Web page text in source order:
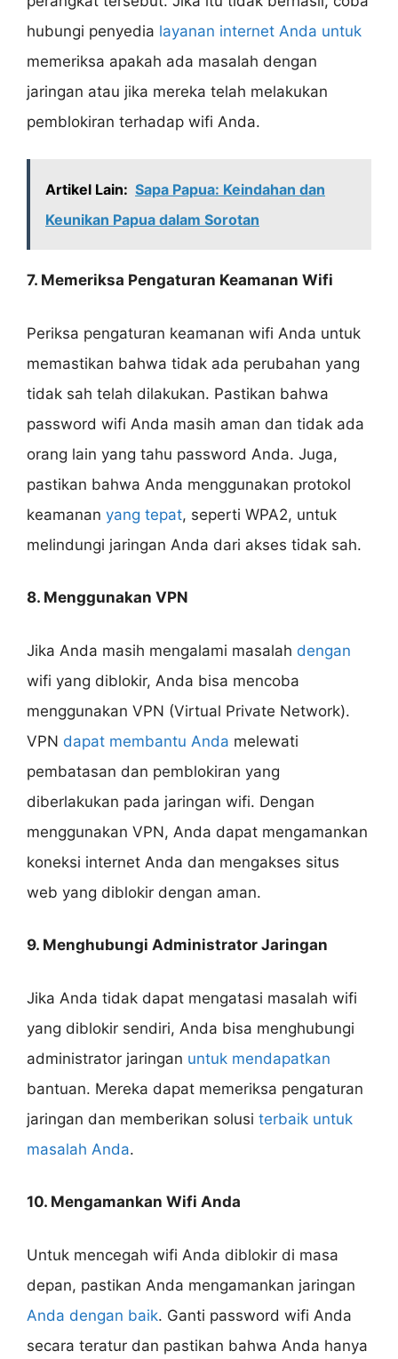
hubungi penyedia layanan internet Anda untuk
memeriksa apakah ada masalah dengan
jaringan atau jika mereka telah melakukan
pemblokiran terhadap wifi Anda.
Artikel Lain: Sapa Papua: Keindahan dan
Keunikan Papua dalam Sorotan
7. Memeriksa Pengaturan Keamanan Wifi
Periksa pengaturan keamanan wifi Anda untuk
memastikan bahwa tidak ada perubahan yang
tidak sah telah dilakukan. Pastikan bahwa
password wifi Anda masih aman dan tidak ada
orang lain yang tahu password Anda. Juga,
pastikan bahwa Anda menggunakan protokol
keamanan yang tepat, seperti WPA2, untuk
melindungi jaringan Anda dari akses tidak sah.
8. Menggunakan VPN
Jika Anda masih mengalami masalah dengan
wifi yang diblokir, Anda bisa mencoba
menggunakan VPN (Virtual Private Network).
VPN dapat membantu Anda melewati
pembatasan dan pemblokiran yang
diberlakukan pada jaringan wifi. Dengan
menggunakan VPN, Anda dapat mengamankan
koneksi internet Anda dan mengakses situs
web yang diblokir dengan aman.
9. Menghubungi Administrator Jaringan
Jika Anda tidak dapat mengatasi masalah wifi
yang diblokir sendiri, Anda bisa menghubungi
administrator jaringan untuk mendapatkan
bantuan. Mereka dapat memeriksa pengaturan
jaringan dan memberikan solusi terbaik untuk
masalah Anda.
10. Mengamankan Wifi Anda
Untuk mencegah wifi Anda diblokir di masa
depan, pastikan Anda mengamankan jaringan
Anda dengan baik. Ganti password wifi Anda
secara teratur dan pastikan bahwa Anda hanya